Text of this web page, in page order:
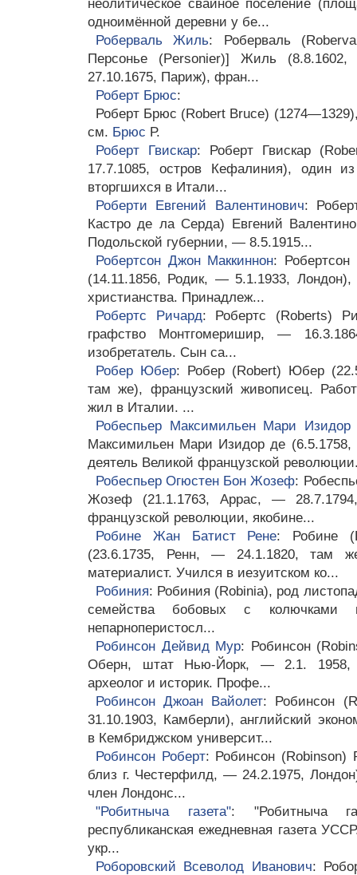
неолитическое свайное поселение
одноимённой деревни у бе...
Роберваль Жиль: Роберваль
Персонье (Personier)] Жиль
27.10.1675, Париж), фран...
Роберт Брюс:
Роберт Брюс (Robert Bruce)
см. Брюс Р.
Роберт Гвискар: Роберт Гвискар
17.7.1085, остров Кефалиния), один
вторгшихся в Итали...
Роберти Евгений Валентинович:
Кастро де ла Серда) Евгений
Подольской губернии, — 8.5.1915...
Робертсон Джон Маккиннон: Робертсон
(14.11.1856, Родик, — 5.1.1933, Лондон),
христианства. Принадлеж...
Робертс Ричард: Робертс (Roberts)
графство Монтгомеришир, —
изобретатель. Сын са...
Робер Юбер: Робер (Robert) Юбер
там же), французский живописец.
жил в Италии. ...
Робеспьер Максимильен Мари Изидор
Максимильен Мари Изидор де
деятель Великой французской
Робеспьер Огюстен Бон Жозеф:
Жозеф (21.1.1763, Аррас, —
французской революции, якобине...
Робине Жан Батист Рене: Робине
(23.6.1735, Ренн, — 24.1.1820, там
материалист. Учился в иезуитском ко...
Робиния: Робиния (Robinia), род
семейства бобовых с колючками
непарноперистосл...
Робинсон Дейвид Мур: Робинсон
Оберн, штат Нью-Йорк, — 2.1. 1958,
археолог и историк. Профе...
Робинсон Джоан Вайолет: Робинсон
31.10.1903, Камберли), английский
в Кембриджском университ...
Робинсон Роберт: Робинсон (Robinson)
близ г. Честерфилд, — 24.2.1975,
член Лондонс...
"Робитныча газета": "Робитныча
республиканская ежедневная газета
укр...
Роборовский Всеволод Иванович: